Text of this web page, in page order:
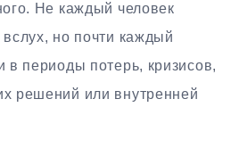
Не каждый человек
но почти каждый
в периоды потерь, кризисов,
решений или внутренней